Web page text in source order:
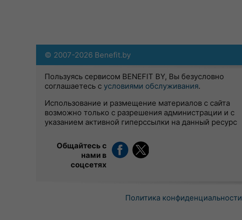
© 2007-2026 Benefit.by
Пользуясь сервисом BENEFIT BY, Вы безусловно
соглашаетесь с условиями обслуживания.
Использование и размещение материалов с сайта
возможно только с разрешения администрации и с
указанием активной гиперссылки на данный ресурс
Общайтесь с
нами в
соцсетях
Политика конфиденциальности